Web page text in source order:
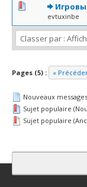
evtuxinbe
0
Pages (5) : «
Nouveaux messages
Sujet populaire
Sujet populaire
Contact Club